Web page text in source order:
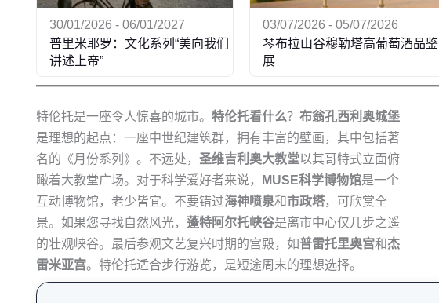
30/01/2026 - 06/01/2027
普里米耶罗：文化系列“美向我们
讲述上帝”
03/07/2026 - 05/07/2026
琴布拉山谷穆勒塔高葡萄酒品鉴
展
特伦托是一座令人惊喜的城市。 特伦托看什么？ 布翁孔西利奥城堡
是理想的起点：一座中世纪建筑群，拥有丰富的壁画，其中包括著
名的《月份系列》。不远处， 圣维吉利奥大教堂以其哥特式立面俯
瞰着大教堂广场。对于科学爱好者来说，
MUSE科学博物馆是一个
互动博物馆，老少皆宜。不要错过海神喷泉和市政塔，可欣赏全
景。如果您寻找自然风光， 蓬特阿尔托峡谷是离市中心仅几步之遥
的壮观峡谷。最后参观文艺复兴时期的宫殿，如普雷托里奥宫和杰
雷米亚宫。特伦托适合步行游览，是短途周末的理想选择。